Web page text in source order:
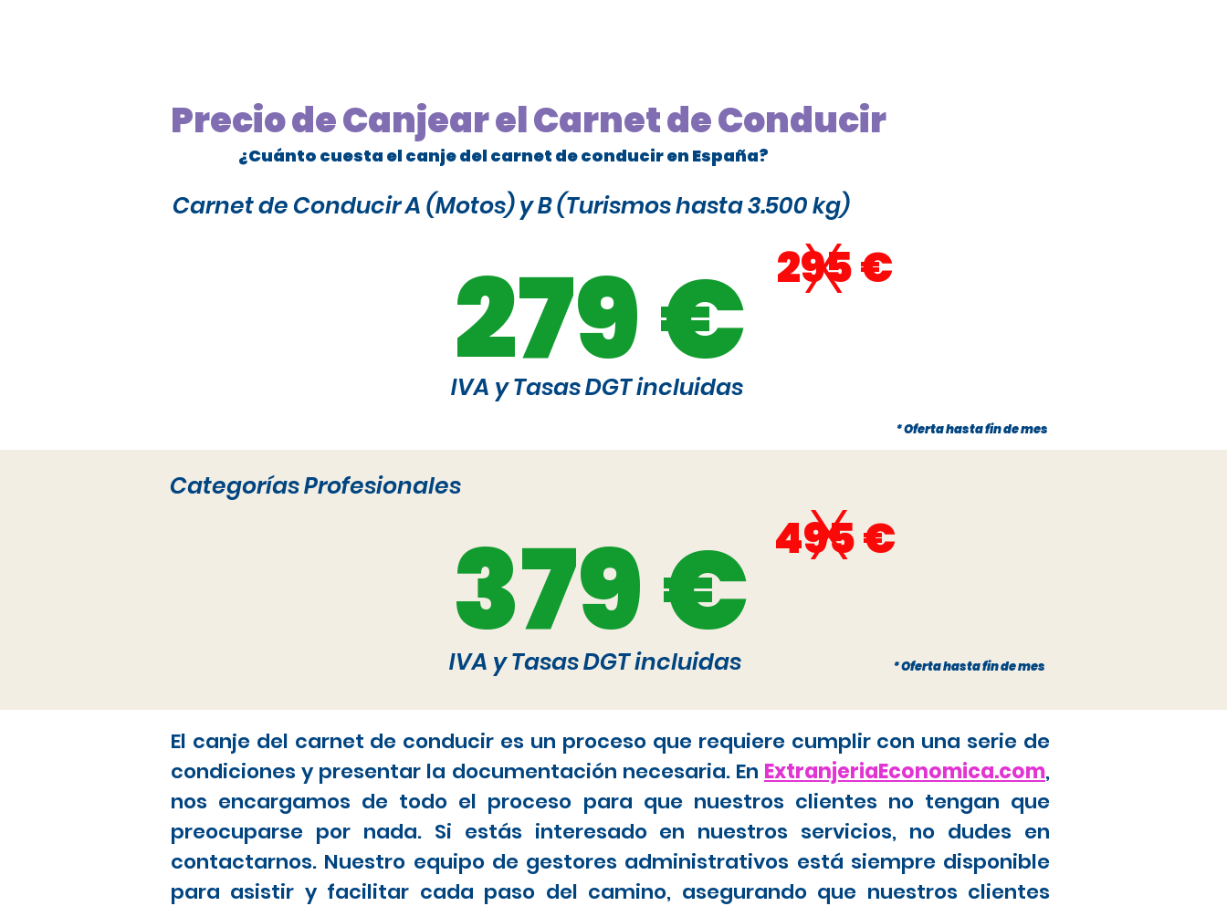
Precio de Canjear el Carnet de Conducir
¿Cuánto cuesta el canje del carnet de conducir en España?
Carnet de Conducir A (Motos) y B (Turismos hasta 3.500 kg)
279 € 295 €
x
IVA y Tasas DGT incluidas
* Oferta hasta fin de mes
* Oferta hasta fin de mes
Categorías Profesionales
379 € 495 €
x
IVA y Tasas DGT incluidas
El canje del carnet de conducir es un proceso que requiere cumplir con una serie de
condiciones y presentar la documentación necesaria. En ExtranjeriaEconomica.com,
nos encargamos de todo el proceso para que nuestros clientes no tengan que
preocuparse por nada. Si estás interesado en nuestros servicios, no dudes en
contactarnos. Nuestro equipo de gestores administrativos está siempre disponible
para asistir y facilitar cada paso del camino, asegurando que nuestros clientes